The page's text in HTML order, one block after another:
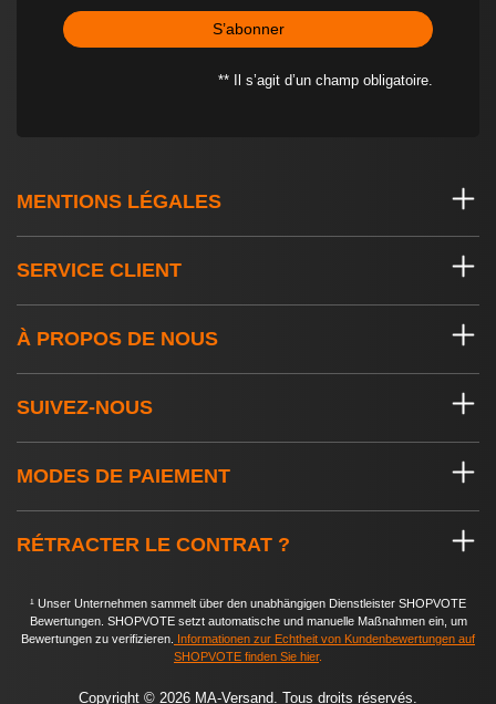
S’abonner
** Il s’agit d’un champ obligatoire.
MENTIONS LÉGALES
SERVICE CLIENT
À PROPOS DE NOUS
SUIVEZ-NOUS
MODES DE PAIEMENT
RÉTRACTER LE CONTRAT ?
¹ Unser Unternehmen sammelt über den unabhängigen Dienstleister SHOPVOTE
Bewertungen. SHOPVOTE setzt automatische und manuelle Maßnahmen ein, um
Bewertungen zu verifizieren. Informationen zur Echtheit von Kundenbewertungen auf
SHOPVOTE finden Sie hier.
Copyright © 2026 MA-Versand. Tous droits réservés.